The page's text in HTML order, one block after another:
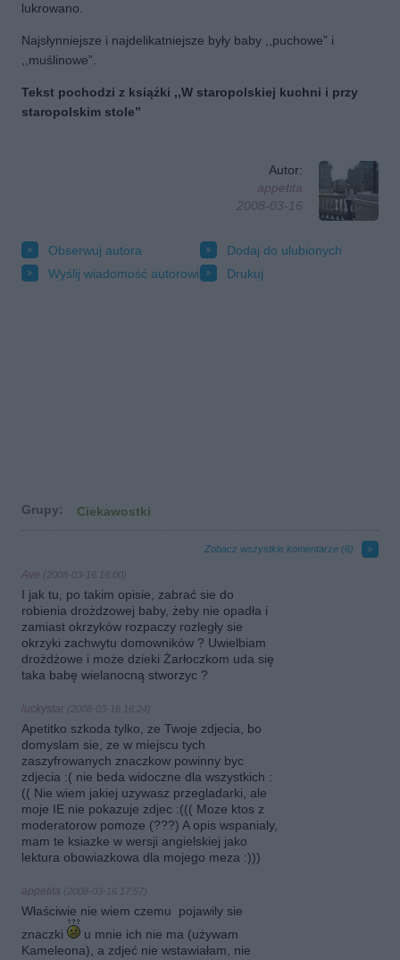
lukrowano.
Najsłynniejsze i najdelikatniejsze były baby ,,puchowe” i
,,muślinowe”.
Tekst pochodzi z książki ,,W staropolskiej kuchni i przy
staropolskim stole”
Autor:
appetita
2008-03-16
Obserwuj autora
Dodaj do ulubionych
Wyślij wiadomość autorowi
Drukuj
Grupy: Ciekawostki
Zobacz wszystkie komentarze (6)
Ave (2008-03-16 16:00)
I jak tu, po takim opisie, zabrać sie do
robienia drożdzowej baby, żeby nie opadła i
zamiast okrzyków rozpaczy rozległy sie
okrzyki zachwytu domowników ? Uwielbiam
drożdżowe i może dzieki Żarłoczkom uda się
taka babę wielanocną stworzyc ?
luckystar (2008-03-16 16:24)
Apetitko szkoda tylko, ze Twoje zdjecia, bo
domyslam sie, ze w miejscu tych
zaszyfrowanych znaczkow powinny byc
zdjecia :( nie beda widoczne dla wszystkich :
(( Nie wiem jakiej uzywasz przegladarki, ale
moje IE nie pokazuje zdjec :((( Moze ktos z
moderatorow pomoze (???) A opis wspanialy,
mam te ksiazke w wersji angielskiej jako
lektura obowiazkowa dla mojego meza :)))
appetita (2008-03-16 17:57)
Właściwie nie wiem czemu pojawily sie
znaczki
u mnie ich nie ma (używam
Kameleona), a zdjeć nie wstawiałam, nie